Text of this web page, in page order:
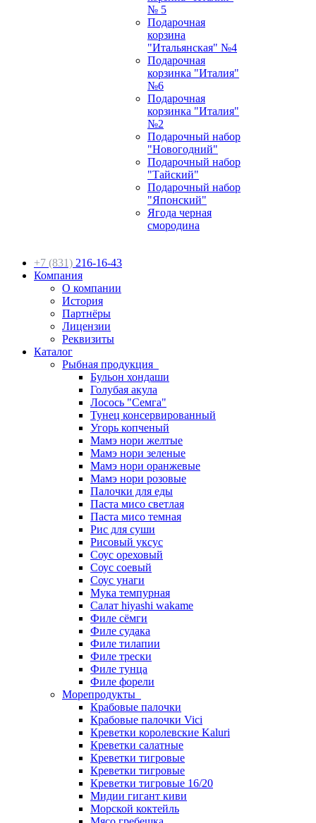
№ 5
Подарочная
корзина
"Итальянская" №4
Подарочная
корзинка "Италия"
№6
Подарочная
корзинка "Италия"
№2
Подарочный набор
"Новогодний"
Подарочный набор
"Тайский"
Подарочный набор
"Японский"
Ягода черная
смородина
+7 (831) 216-16-43
Компания
О компании
История
Партнёры
Лицензии
Реквизиты
Каталог
Рыбная продукция
Бульон хондаши
Голубая акула
Лосось "Семга"
Тунец консервированный
Угорь копченый
Мамэ нори желтые
Мамэ нори зеленые
Мамэ нори оранжевые
Мамэ нори розовые
Палочки для еды
Паста мисо светлая
Паста мисо темная
Рис для суши
Рисовый уксус
Соус ореховый
Соус соевый
Соус унаги
Мука темпурная
Салат hiyashi wakame
Филе сёмги
Филе судака
Филе тилапии
Филе трески
Филе тунца
Филе форели
Морепродукты
Крабовые палочки
Крабовые палочки Vici
Креветки королевские Kaluri
Креветки салатные
Креветки тигровые
Креветки тигровые
Креветки тигровые 16/20
Мидии гигант киви
Морской коктейль